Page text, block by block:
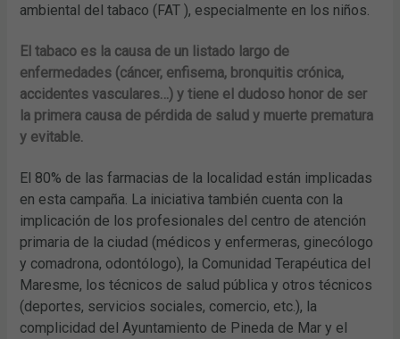
ambiental del tabaco (FAT ), especialmente en los niños.
El tabaco es la causa de un listado largo de
enfermedades (cáncer, enfisema, bronquitis crónica,
accidentes vasculares…) y tiene el dudoso honor de ser
la primera causa de pérdida de salud y muerte prematura
y evitable.
El 80% de las farmacias de la localidad están implicadas
en esta campaña. La iniciativa también cuenta con la
implicación de los profesionales del centro de atención
primaria de la ciudad (médicos y enfermeras, ginecólogo
y comadrona, odontólogo), la Comunidad Terapéutica del
Maresme, los técnicos de salud pública y otros técnicos
(deportes, servicios sociales, comercio, etc.), la
complicidad del Ayuntamiento de Pineda de Mar y el